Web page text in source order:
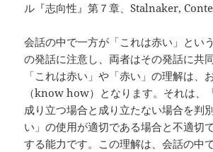
ル『志向性』第７章、Stalnaker,
会話の中で一方が「これは赤い」とい
の発話に注意し、両者はその発話に共
「これは赤い」や「赤い」の理解は、
（know how）となります。それは、
成り立つ場合と成り立たない場合を判
い」の使用が適切である場合と不適切
する能力です。この理解は、会話の中